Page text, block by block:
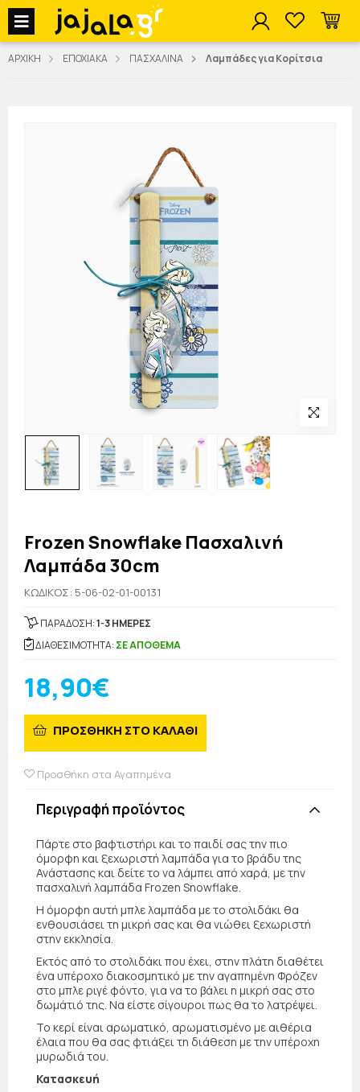
jajala Menu
ΑΡΧΙΚΗ ΕΠΟΧΙΑΚΑ ΠΑΣΧΑΛΙΝΑ Λαμπάδες για Κορίτσια
Frozen Snowflake Πασχαλινή
Λαμπάδα 30cm
KΩΔΙΚΟΣ: 5-06-02-01-00131
ΠΑΡΑΔΟΣΗ:1-3 ΗΜΕΡΕΣ
ΔΙΑΘΕΣΙΜΟΤΗΤΑ: ΣΕ ΑΠΟΘΕΜΑ
18,90€
ΠΡΟΣΘΗΚΗ ΣΤΟ ΚΑΛΑΘΙ
Προσθήκη στα Αγαπημένα
Περιγραφή προϊόντος
Πάρτε στο βαφτιστήρι και το παιδί σας την πιο
όμορφη και ξεχωριστή λαμπάδα για το βράδυ της
Ανάστασης και δείτε το να λάμπει από χαρά, με την
πασχαλινή λαμπάδα Frozen Snowflake.
Η όμορφη αυτή μπλε λαμπάδα με το στολιδάκι θα
ενθουσιάσει τη μικρή σας και θα νιώθει ξεχωριστή
στην εκκλησία.
Εκτός από το στολιδάκι που έχει, στην πλάτη διαθέτει
ένα υπέροχο διακοσμητικό με την αγαπημένη Φρόζεν
στο μπλε ριγέ φόντο, για να το βάλει η μικρή σας στο
δωμάτιό της. Να είστε σίγουροι πως θα το λατρέψει.
Το κερί είναι αρωματικό, αρωματισμένο με αιθέρια
έλαια που θα σας φτιάξει τη διάθεση με την υπέροχη
μυρωδιά του.
Κατασκευή